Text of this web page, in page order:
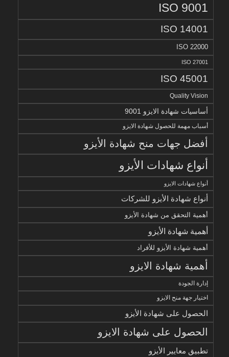
ISO 9001
ISO 14001
ISO 22000
ISO 27001
ISO 45001
Quality Vision
أساسيات شهادة الايزو 9001
أسباب مهمة للحصول شهادة الايزو
أفضل جهات منح شهادة الأيزو
أنواع شهادات الأيزو
أنواع شهادات الايزو
أنواع شهادة الأيزو للشركات
أهمية التحقق من شهادة الأيزو
أهمية شهادة الأيزو
أهمية شهادة الأيزو للأفراد
أهمية شهادة الايزو
إدارة الجودة
اختيار جهة منح الايزو
الحصول على شهادة الأيزو
الحصول على شهادة الايزو
تطبيق معايير الأيزو